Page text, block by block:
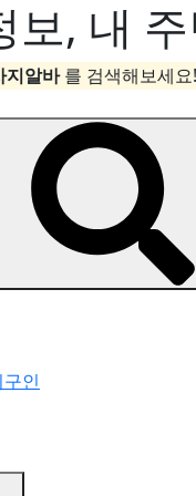
보, 내
지알바를 검색해보세요!
인